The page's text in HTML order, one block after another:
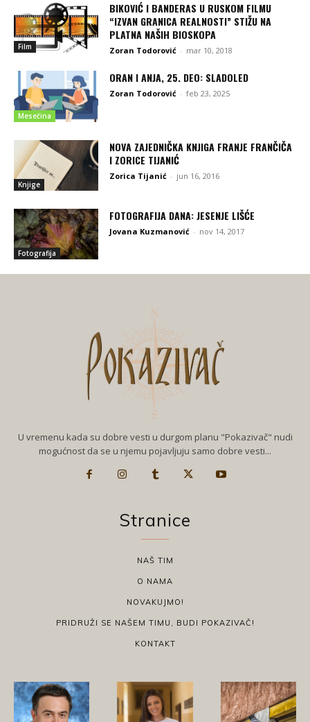
Film
BIKOVIĆ I BANDERAS U RUSKOM FILMU
“IZVAN GRANICA REALNOSTI” STIŽU NA
PLATNA NAŠIH BIOSKOPA
Zoran Todorović - mar 10, 2018
Mesečina
ORAN I ANJA, 25. DEO: SLADOLED
Zoran Todorović - feb 23, 2025
Knjige
NOVA ZAJEDNIČKA KNJIGA FRANJE FRANČIČA
I ZORICE TIJANIĆ
Zorica Tijanić - jun 16, 2016
Fotografija
FOTOGRAFIJA DANA: JESENJE LIŠĆE
Jovana Kuzmanović - nov 14, 2017
U vremenu kada su dobre vesti u durgom planu "Pokazivač" nudi
mogućnost da se u njemu pojavljuju samo dobre vesti...
Stranice
NAŠ TIM
O NAMA
NOVAKUJMO!
PRIDRUŽI SE NAŠEM TIMU, BUDI POKAZIVAČ!
KONTAKT